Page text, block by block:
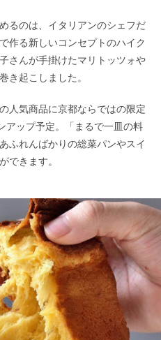
るのは、イタリアンのシェフだ
作る新しいコンセプトのハイク
さんが手掛けたマリトッツォや
き起こしました。
人気商品に京都ならではの限定
アップ予定。「まるで一皿の料
ふれんばかりの総菜パンやスイ
できます。